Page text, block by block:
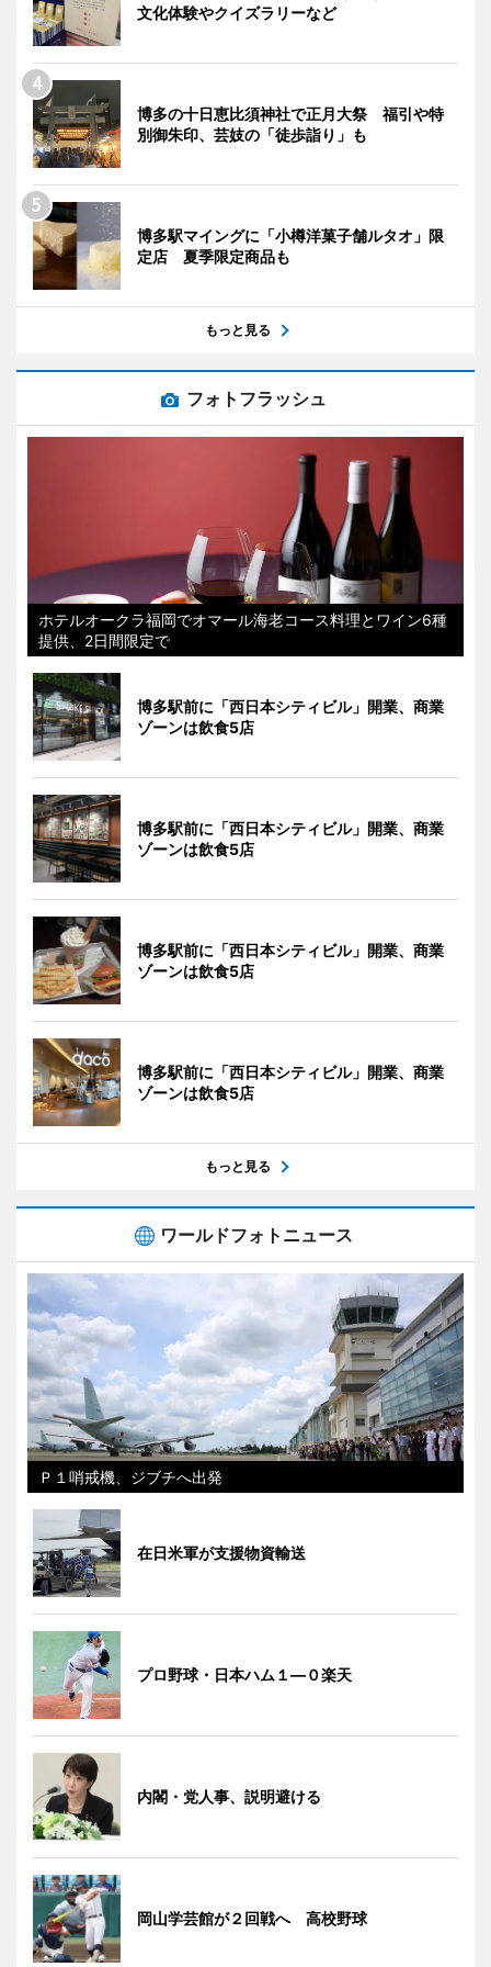
文化体験やクイズラリーなど
博多の十日恵比須神社で正月大祭 福引や特
別御朱印、芸妓の「徒歩詣り」も
博多駅マイングに「小樽洋菓子舗ルタオ」限
定店 夏季限定商品も
もっと見る
フォトフラッシュ
ホテルオークラ福岡でオマール海老コース料理とワイン6種
提供、2日間限定で
博多駅前に「西日本シティビル」開業、商業
ゾーンは飲食5店
博多駅前に「西日本シティビル」開業、商業
ゾーンは飲食5店
博多駅前に「西日本シティビル」開業、商業
ゾーンは飲食5店
博多駅前に「西日本シティビル」開業、商業
ゾーンは飲食5店
もっと見る
ワールドフォトニュース
Ｐ１哨戒機、ジブチへ出発
在日米軍が支援物資輸送
プロ野球・日本ハム１―０楽天
内閣・党人事、説明避ける
岡山学芸館が２回戦へ 高校野球